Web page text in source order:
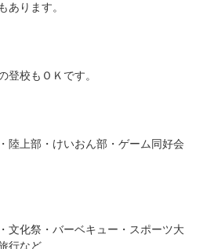
あります。
登校もＯＫです。
陸上部・けいおん部・ゲーム同好会
文化祭・バーベキュー・スポーツ大
行など